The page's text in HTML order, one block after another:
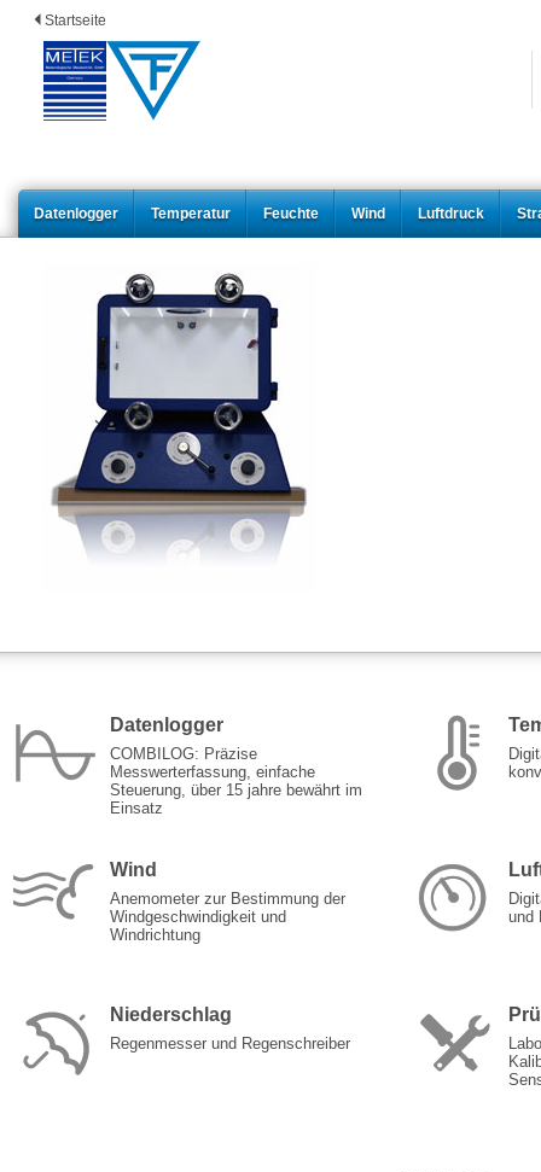
Startseite
Datenlogger Temperatur Feuchte Wind Luftdruck
Datenlogger
COMBILOG: Präzise
Messwerterfassung, einfache
Steuerung, über 15 jahre bewährt im
Einsatz
Wind
Anemometer zur Bestimmung der
Windgeschwindigkeit und
Windrichtung
und
Niederschlag
Regenmesser und Regenschreiber